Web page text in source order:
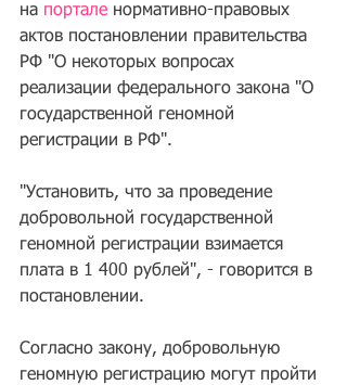
на портале нормативно-правовых
актов постановлении правительства
РФ "О некоторых вопросах
реализации федерального закона "О
государственной геномной
регистрации в РФ".
"Установить, что за проведение
добровольной государственной
геномной регистрации взимается
плата в 1 400 рублей", - говорится в
постановлении.
Согласно закону, добровольную
геномную регистрацию могут пройти